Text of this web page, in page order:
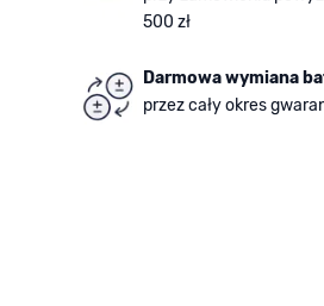
500 zł
Darmowa wymiana
przez cały okres